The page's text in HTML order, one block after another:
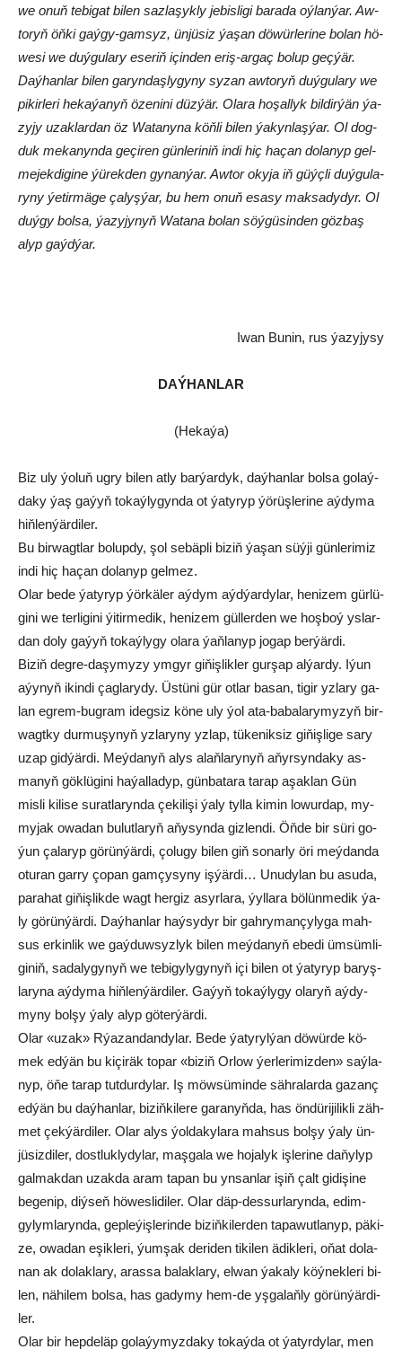
we onuň te­bi­gat bi­len saz­la­şyk­ly je­bis­li­gi ba­ra­da oý­lan­ýar. Aw­
to­ryň öň­ki gaý­gy-gam­syz, ün­jü­siz ýa­şan dö­wür­le­ri­ne bo­lan hö­
we­si we duý­gu­la­ry eseriň için­den eriş-ar­gaç bo­lup geç­ýär.
Daýhan­lar bi­len ga­ryn­daş­ly­gy­ny sy­zan aw­to­ryň duý­gu­la­ry we
pi­kir­le­ri hekaýanyň öze­ni­ni düz­ýär. Ola­ra ho­şal­lyk bil­dir­ýän ýa­
zy­jy uzak­lar­dan öz Wa­ta­ny­na köň­li bi­len ýa­kyn­laş­ýar. Ol dog­
duk me­ka­nyn­da ge­çi­ren gün­le­ri­niň in­di hiç ha­çan do­la­nyp gel­
me­jek­di­gi­ne ýü­rek­den gy­nan­ýar. Aw­tor oky­ja iň güýç­li duý­gu­la­
ry­ny ýe­tir­mä­ge ça­lyş­ýar, bu hem onuň esa­sy mak­sa­dy­dyr. Ol
duý­gy bol­sa, ýazyjynyň Wa­ta­na bo­lan söý­gü­sin­den göz­baş
alyp gaýd­ýar.
Iwan Bunin, rus ýazyjysy
DAÝHANLAR
(Hekaýa)
Biz uly ýo­luň ug­ry bi­len at­ly bar­ýar­dyk, daý­han­lar bol­sa go­laý­
da­ky ýaş ga­ýyň to­kaý­ly­gyn­da ot ýa­ty­ryp ýö­rüş­le­ri­ne aý­dy­ma
hiň­len­ýär­di­ler.
Bu bir­wagt­lar bo­lup­dy, şol se­bäp­li bi­ziň ýa­şan süýji gün­le­ri­miz
in­di hiç ha­çan do­la­nyp gel­mez.
Olar be­de ýa­ty­ryp ýör­kä­ler aý­dym aýd­ýar­dy­lar, he­ni­zem gür­lü­
gi­ni we ter­li­gi­ni ýi­tir­me­dik, he­ni­zem gül­ler­den we hoş­boý ys­lar­
dan do­ly ga­ýyň to­kaý­ly­gy ola­ra ýaň­la­nyp jo­gap ber­ýär­di.
Bi­ziň deg­re-da­şy­my­zy ym­gyr gi­ňiş­lik­le­r gur­şap al­ýar­dy. Iýun
aýy­nyň ikin­di çag­la­ry­dy. Üs­tü­ni gür ot­lar ba­san, ti­gir yz­la­ry ga­
lan eg­rem-bug­ram ideg­siz kö­ne uly ýol ata-ba­ba­la­ry­my­zyň bir­
wagt­ky dur­mu­şy­nyň yz­la­ry­ny yz­lap, tü­ke­nik­siz gi­ňiş­li­ge sa­ry
uzap gid­ýär­di. Meý­da­nyň alys alaň­la­ry­nyň aňyr­syn­da­ky as­
ma­nyň gök­lü­gi­ni ha­ýal­la­dyp, gün­ba­ta­ra ta­rap aşak­lan Gün
mis­li ki­li­se su­rat­la­ryn­da çe­ki­li­şi ýa­ly tyl­la ki­min lo­wur­dap, my­
my­jak owa­dan bu­lut­laryň aňysynda giz­len­di. Öň­de bir sü­ri go­
ýun ça­la­ryp gö­rün­ýär­di, ço­lu­gy bi­len giň so­nar­ly öri meý­dan­da
otu­ran gar­ry ço­pan gam­çy­sy­ny iş­ýär­di… Unu­dy­lan bu asu­da,
pa­ra­hat gi­ňiş­lik­de wagt her­giz asyr­la­ra, ýyl­la­ra bö­lün­me­dik ýa­
ly gö­rün­ýär­di. Daý­han­lar haý­sy­dyr bir gah­ry­man­çy­ly­ga mah­
sus er­kin­lik we gaý­duw­syz­lyk bi­len meý­da­nyň ebe­di üm­süm­li­
gi­niň, sa­da­ly­gy­nyň we te­bi­gy­ly­gy­nyň içi bi­len ot ýa­ty­ryp ba­ryş­
la­ry­na aý­dy­ma hiň­len­ýär­di­ler. Ga­ýyň to­kaý­ly­gy ola­ryň aý­dy­
my­ny bol­şy ýa­ly alyp gö­ter­ýär­di.
Olar «uzak» Rýa­zan­dan­dy­lar. Be­de ýa­ty­ryl­ýan dö­wür­de kö­
mek ed­ýän bu ki­çi­räk to­par «bi­ziň Or­low ýer­le­ri­miz­den» saý­la­
nyp, öňe ta­rap tut­dur­dy­lar. Iş möw­sü­min­de säh­ra­lar­da ga­zanç
ed­ýän bu daý­han­lar, bi­ziň­ki­le­re ga­ra­nyň­da, has ön­dü­ri­ji­lik­li zäh­
met çek­ýär­di­ler. Olar alys ýol­da­ky­la­ra mah­sus bol­şy ýa­ly ün­
jü­siz­di­ler, dost­luk­ly­dy­lar, maş­ga­la we ho­ja­lyk iş­le­ri­ne da­ňy­lyp
gal­mak­dan uzak­da aram ta­pan bu yn­san­lar işiň çalt gi­di­şi­ne
be­ge­nip, diý­seň hö­we­sli­di­ler. Olar däp-des­sur­la­ryn­da, edim-
gy­lym­la­ryn­da, gep­le­ýiş­le­rin­de bi­ziň­ki­ler­den ta­pa­wut­la­nyp, pä­ki­
ze, owa­dan eşik­le­ri, ýum­şak de­ri­den ti­ki­len ädik­le­ri, oňat do­la­
nan ak do­lak­la­ry, aras­sa ba­lak­la­ry, el­wan ýa­ka­ly köý­nek­le­ri bi­
len, nä­hi­lem bol­sa, has ga­dy­my hem-de yş­ga­laň­ly gö­rün­ýär­di­
ler.
Olar bir hep­de­läp go­la­ýy­myz­da­ky to­kaý­da ot ýa­tyr­dy­lar, men